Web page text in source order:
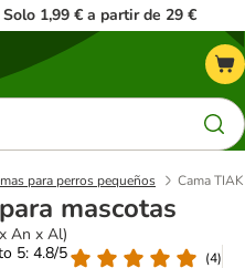
1,99 € a partir de 29 €
para perros pequeños Cama
mascotas
An x Al)
5: 4.8/5
(4)